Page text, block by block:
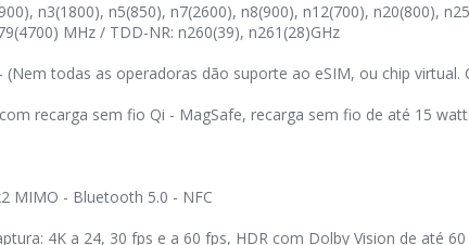
n3(1800), n5(850), n7(2600), n8(900), n12(700), n20(800),
MHz / TDD-NR: n260(39), n261(28)GHz
(Nem todas as operadoras dão suporte ao eSIM, ou chip
recarga sem fio Qi - MagSafe, recarga sem fio de até 15
MIMO - Bluetooth 5.0 - NFC
4K a 24, 30 fps e a 60 fps, HDR com Dolby Vision de até